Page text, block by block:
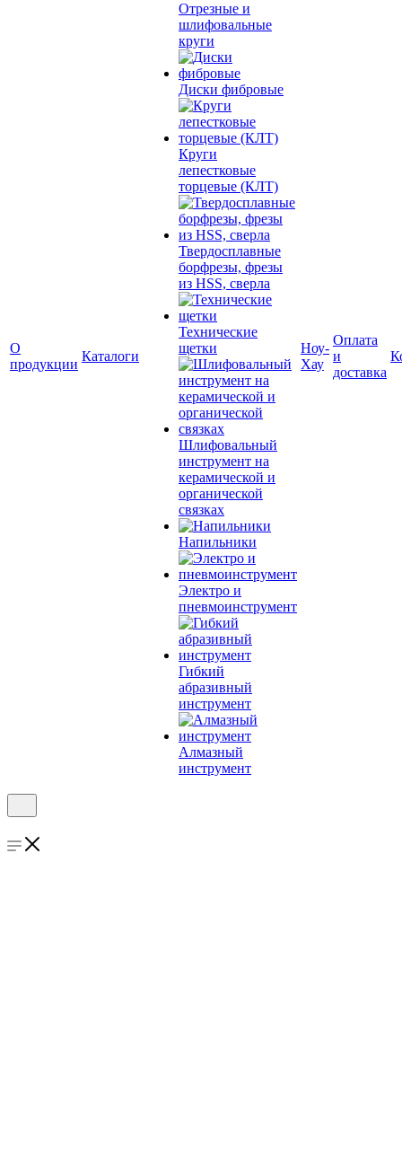
О
продукции
Каталоги
Отрезные и
шлифовальные
круги
Диски фибровые
Круги
лепестковые
торцевые (КЛТ)
Твердосплавные
борфрезы, фрезы
из HSS, сверла
Технические
щетки
Шлифовальный
инструмент на
керамической и
органической
связках
Напильники
Электро и
пневмоинструмент
Гибкий
абразивный
инструмент
Алмазный
инструмент
Ноу-
Хау
Оплата
и
доставка